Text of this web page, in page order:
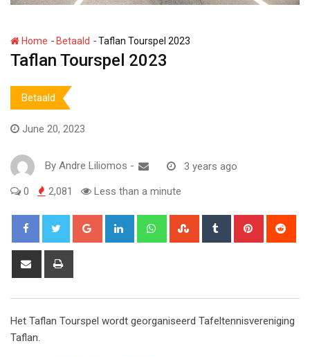
Home - Betaald -Taflan Tourspel 2023
Taflan Tourspel 2023
Betaald
June 20, 2023
By Andre Liliomos - 3 years ago
0 2,081 Less than a minute
Google+ LinkedIn WhatsappStumbleUpon
Tumblr Pinterest
Share
Het Taflan Tourspel wordt georganiseerd Tafeltennisvereniging
Taflan.